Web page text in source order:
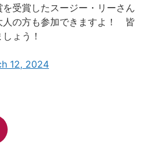
受賞したスージー・リーさん
人の方も参加できますよ！ 皆
ょう！
12, 2024